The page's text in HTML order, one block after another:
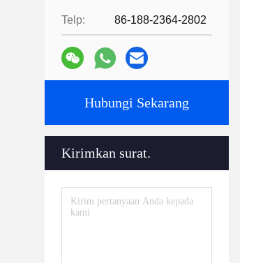
Telp: 86-188-2364-2802
Hubungi Sekarang
Kirimkan surat.